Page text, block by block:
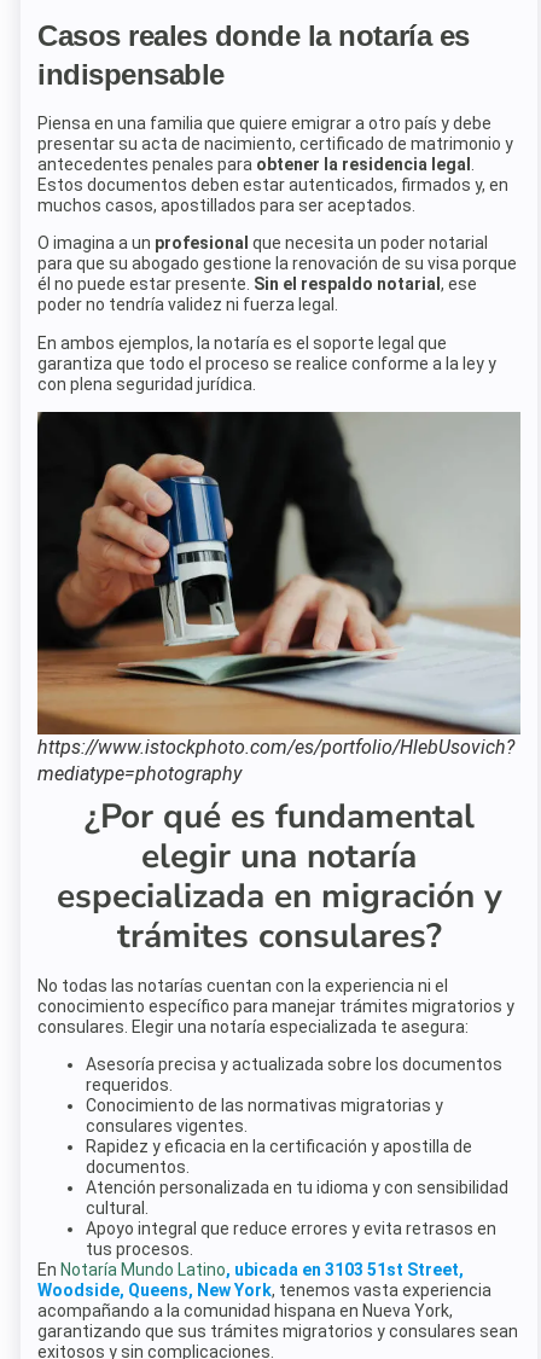
Casos reales donde la notaría es
indispensable
Piensa en una familia que quiere emigrar a otro país y debe
presentar su acta de nacimiento, certificado de matrimonio y
antecedentes penales para obtener la residencia legal
Estos documentos deben estar autenticados, firmados y, en
muchos casos, apostillados para ser aceptados.
O imagina a un profesional que necesita un poder notarial
para que su abogado gestione la renovación de su visa porque
él no puede estar presente. Sin el respaldo notarial , ese
poder no tendría validez ni fuerza legal.
En ambos ejemplos, la notaría es el soporte legal que
garantiza que todo el proceso se realice conforme a la ley y
con plena seguridad jurídica.
https://www.istockphoto.com/es/portfolio/HlebUsovich?
mediatype=photography
¿Por qué es fundamental
elegir una notaría
especializada en migración y
trámites consulares?
No todas las notarías cuentan con la experiencia ni el
conocimiento específico para manejar trámites migratorios y
consulares. Elegir una notaría especializada te asegura:
Asesoría precisa y actualizada sobre los documentos
requeridos.
Conocimiento de las normativas migratorias y
consulares vigentes.
Rapidez y eficacia en la certificación y apostilla de
documentos.
Atención personalizada en tu idioma y con sensibilidad
cultural.
Apoyo integral que reduce errores y evita retrasos en
tus procesos.
En Notaría Mundo Latino, ubicada en 3103 51st Street,
Woodside, Queens, New York, tenemos vasta experiencia
acompañando a la comunidad hispana en Nueva York,
garantizando que sus trámites migratorios y consulares sean
exitosos y sin complicaciones.